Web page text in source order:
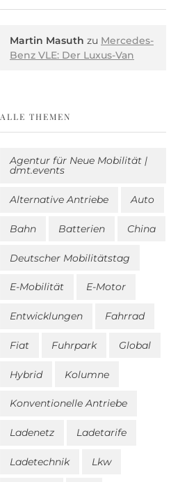
Martin Masuth zu Mercedes-
Benz VLE: Der Luxus-Van
ALLE THEMEN
Agentur für Neue Mobilität |
dmt.events
Alternative Antriebe Auto
Bahn Batterien China
Deutscher Mobilitätstag
E-Mobilität E-Motor
Entwicklungen Fahrrad
Fiat Fuhrpark Global
Hybrid Kolumne
Konventionelle Antriebe
Ladenetz Ladetarife
Ladetechnik Lkw